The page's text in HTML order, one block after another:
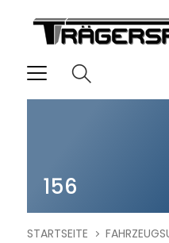
156
STARTSEITE